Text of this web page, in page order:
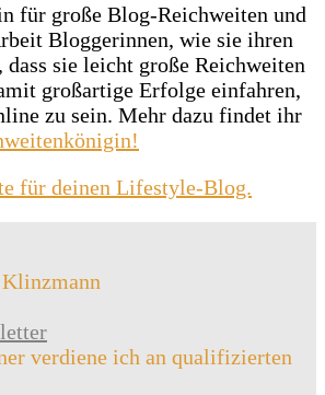
für große Blog-Reichweiten und
Bloggerinnen, wie sie ihren
dass sie leicht große Reichweiten
großartige Erfolge einfahren,
zu sein. Mehr dazu findet ihr
verdiene ich an qualifizierten